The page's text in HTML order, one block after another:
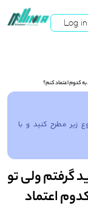
Log in
به کدوم اعتماد کنم؟
زیر مطرح کنید و با
گرفتم ولی تو
اعتماد